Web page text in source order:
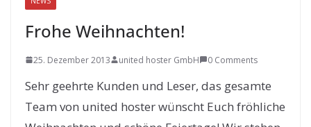
Frohe Weihnachten!
25. Dezember 2013 united hoster GmbH 0 Comments
Sehr geehrte Kunden und Leser, das gesamte
Team von united hoster wünscht Euch fröhliche